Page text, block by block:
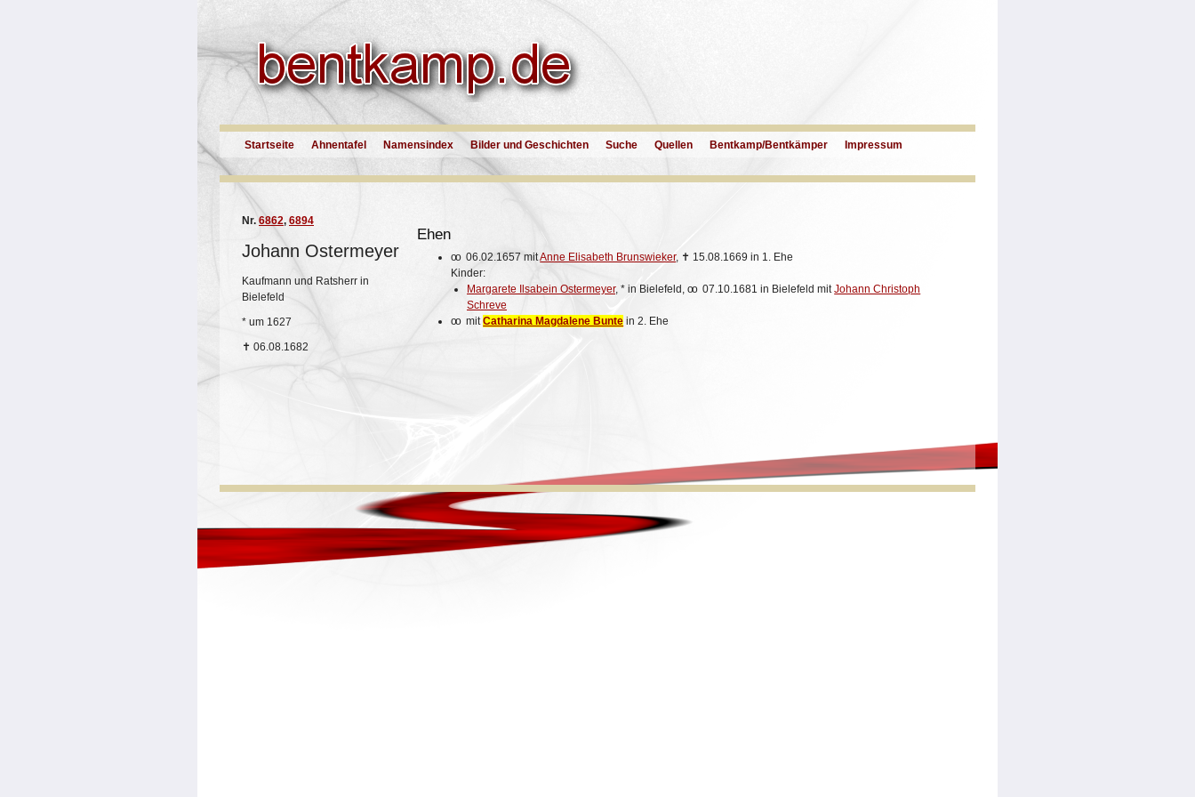
Startseite Ahnentafel Namensindex Bilder und Geschichten Suche Quellen Bentkamp/Bentkämper Impressum
Nr. 6862, 6894
Johann Ostermeyer
Kaufmann und Ratsherr in
Bielefeld
* um 1627
✝ 06.08.1682
Ehen
oo 06.02.1657 mitAnne Elisabeth Brunswieker, ✝ 15.08.1669 in 1. Ehe
Kinder:
Margarete Ilsabein Ostermeyer, * in Bielefeld, oo 07.10.1681 in Bielefeld mitJohann Christoph
Schreve
oo mitCatharina Magdalene Bunte in 2. Ehe